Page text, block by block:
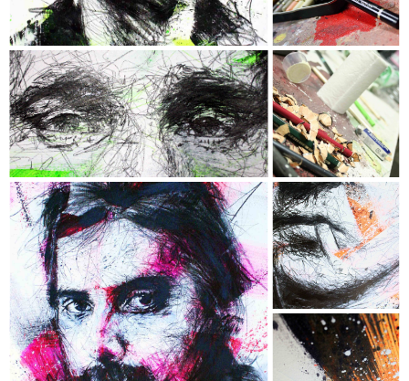
- Châssis conçu sur mesure en
MERANTI authentique -
FREDDIE MERCURY
- Collection "Chromophobia" -
- Dimensions : 120 x 74 cm -
- Techniques : Acrylique, Encre, Fusain,